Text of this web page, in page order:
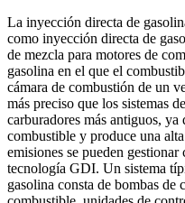
La inyección directa de
como inyección directa de
de mezcla para motores de
gasolina en el que el
cámara de combustión de un
más preciso que los sistemas
carburadores más antiguos,
combustible y produce una
emisiones se pueden
tecnología GDI. Un sistema
gasolina consta de bombas de